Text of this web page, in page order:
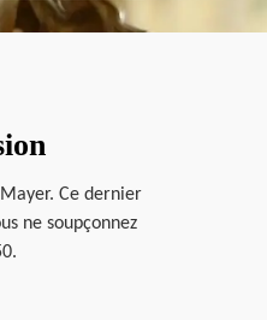
Ce dernier
ne soupçonnez